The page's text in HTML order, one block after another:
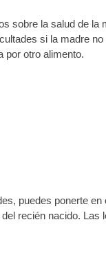
sobre la salud de
si la madre
por otro alimento.
puedes ponerte
recién nacido.